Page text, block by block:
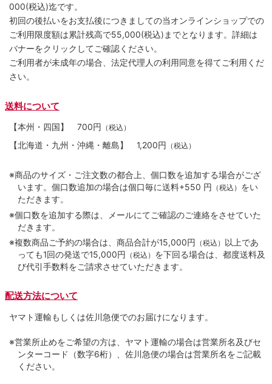
000(税込)迄です。
初回の後払いをお支払後につきましての当オンラインショップでの
ご利用限度額は累計残高で55,000(税込)までとなります。詳細は
バナーをクリックしてご確認ください。
ご利用者が未成年の場合、法定代理人の利用同意を得てご利用くだ
さい。
送料について
【本州・四国】 700円 （税込）
【北海道・九州・沖縄・離島】 1,200円 （税込）
※商品のサイズ・ご注文数の都合上、個口数を追加する場合がござ
います。個口数追加の場合は個口毎に送料+550 円 （税込） をい
ただきます。
※個口数を追加する際は、メールにてご確認のご連絡をさせていた
だきます。
※複数商品ご予約の場合は、商品合計が15,000円 （税込） 以上であ
っても1回の発送で15,000円 （税込） を下回る場合は、都度送料及
び代引手数料をご請求させていただきます。
配送方法について
ヤマト運輸もしくは佐川急便でのお届けになります。
※営業所止めをご希望の方は、ヤマト運輸の場合は営業所名及びセ
ンターコード（数字6桁）、佐川急便の場合は営業所名をご記載
ください。